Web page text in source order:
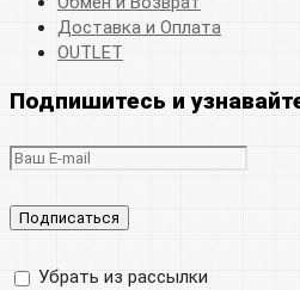
Доставка и Оплата
OUTLET
Подпишитесь и
Убрать из рассылки